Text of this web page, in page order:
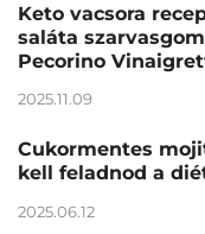
Keto vacsora
saláta
Pecorino
2025.11.09
Cukormentes
kell feladnod a
2025.06.12